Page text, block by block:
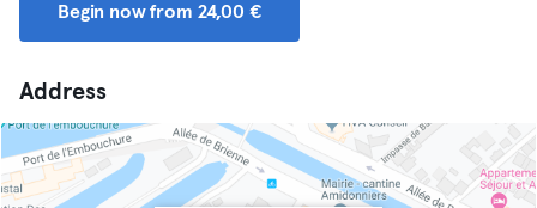
Begin now from 24,00 €
Address